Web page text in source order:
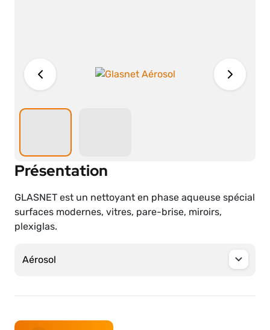
Présentation
GLASNET est un nettoyant en phase aqueuse spécial
surfaces modernes, vitres, pare-brise, miroirs,
plexiglas.